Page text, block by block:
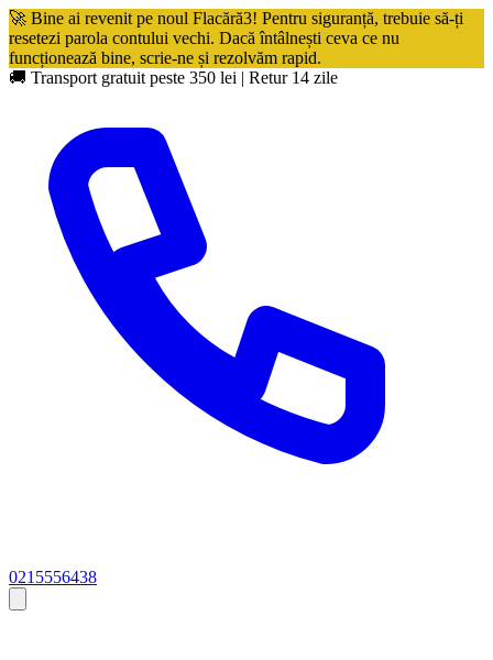
🚀 Bine ai revenit pe noul Flacără3! Pentru siguranță, trebuie să-ți
resetezi parola contului vechi. Dacă întâlnești ceva ce nu
funcționează bine, scrie-ne și rezolvăm rapid.
🚚 Transport gratuit peste 350 lei | Retur 14 zile
0215556438